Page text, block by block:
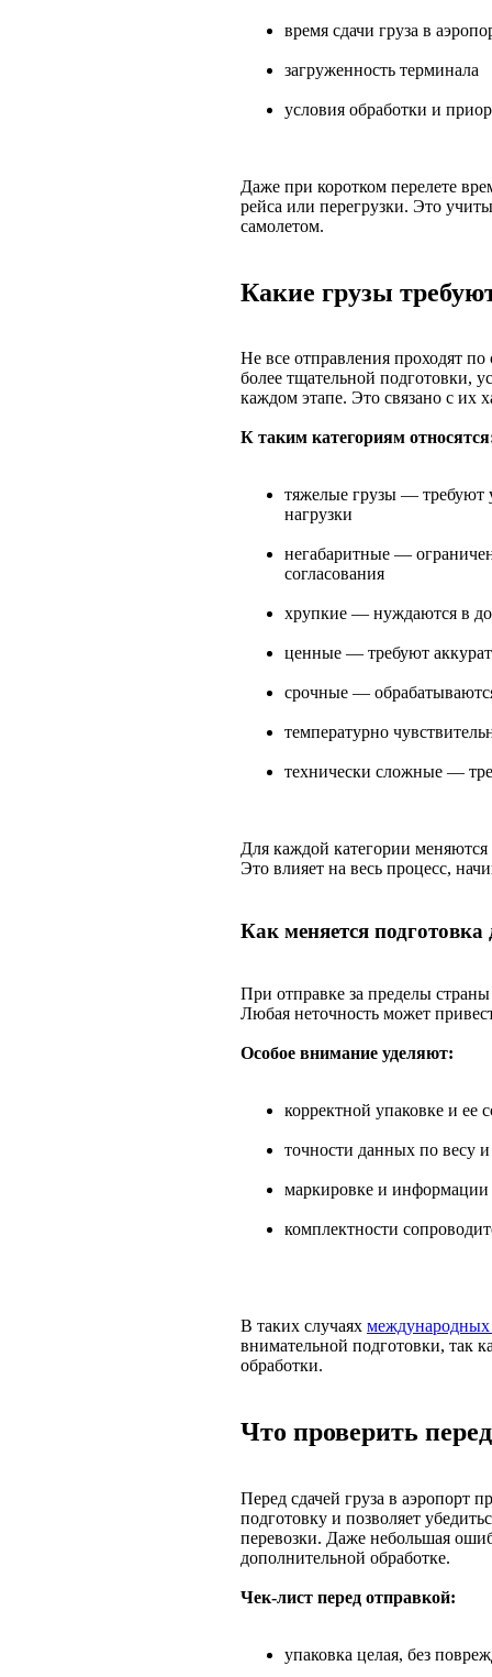
время сдачи груза в
загруженность терминала
условия обработки и
Даже при коротком перелете
рейса или перегрузки. Это
самолетом.
Какие грузы
Не все отправления проходят по
более тщательной подготовки,
каждом этапе. Это связано с их
К таким категориям
тяжелые грузы — требуют
нагрузки
негабаритные —
согласования
хрупкие — нуждаются в
ценные — требуют
срочные —
температурно
технически сложные —
Для каждой категории
Это влияет на весь процесс,
Как меняется
При отправке за пределы страны
Любая неточность может
Особое внимание уделяют:
корректной упаковке и ее
точности данных по весу
маркировке и информации
комплектности
В таких случаях международных
внимательной подготовки, так
обработки.
Что проверить
Перед сдачей груза в аэропорт
подготовку и позволяет
перевозки. Даже небольшая
дополнительной обработке.
Чек-лист перед отправкой:
упаковка целая, без